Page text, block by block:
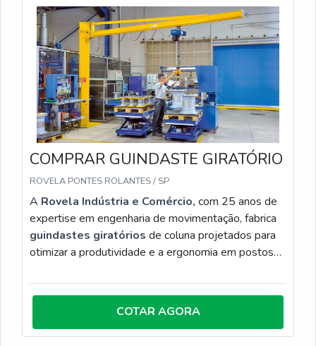
itens como inspeções de lingas e monovias com
talhas de corrente ou cabo de aço com ótima
qualidade e assertividade.Para tal sucesso, a
empresa investiu em profissionais competentes e
em equipamentos inovadores. A JRM é uma
empresa que tem se destacado no segmento por
toda seriedade e qualidade o que garante uma
entrega de excelência de ponta a ponta.
COMPRAR GUINDASTE GIRATÓRIO
ROVELA PONTES ROLANTES / SP
A Rovela Indústria e Comércio, com 25 anos de
expertise em engenharia de movimentação, fabrica
guindastes giratórios de coluna projetados para
otimizar a produtividade e a ergonomia em postos
360°, proporcionando cobertura total da área
reposicionamento constante da carga. Construídos
com aço de alta resistência e componentes de
COTAR AGORA